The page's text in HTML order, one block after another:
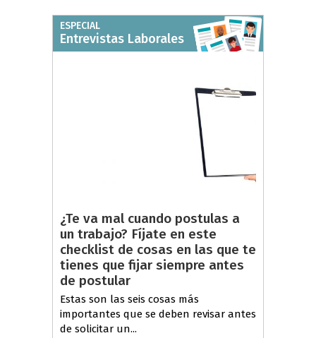
ESPECIAL
Entrevistas Laborales
¿Te va mal cuando postulas a
un trabajo? Fíjate en este
checklist de cosas en las que te
tienes que fijar siempre antes
de postular
Estas son las seis cosas más
importantes que se deben revisar antes
de solicitar un...